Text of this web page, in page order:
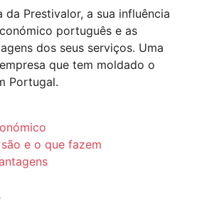
da Prestivalor, a sua influência
português e as
dos seus serviços. Uma
que tem moldado o
Portugal.
e o que fazem